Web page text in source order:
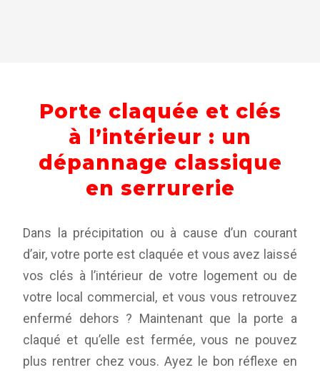
Porte claquée et clés
à l’intérieur : un
dépannage classique
en serrurerie
Dans la précipitation ou à cause d’un courant
d’air, votre porte est claquée et vous avez laissé
vos clés à l’intérieur de votre logement ou de
votre local commercial, et vous vous retrouvez
enfermé dehors ? Maintenant que la porte a
claqué et qu’elle est fermée, vous ne pouvez
plus rentrer chez vous. Ayez le bon réflexe en